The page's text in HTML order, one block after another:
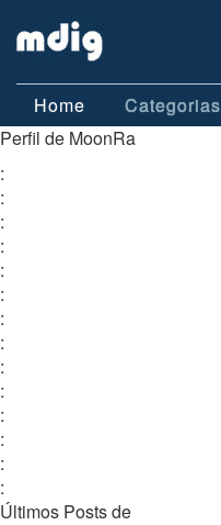
Home Categorias
Perfil de MoonRa
:
:
:
:
:
:
:
:
:
:
:
:
:
:
Últimos Posts de